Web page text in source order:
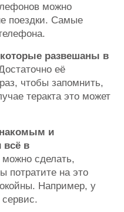
можно
поездки. Самые
развешаны в
её
чтобы запомнить,
теракта это может
и
всё в
можно сделать,
потратите на это
Например, у